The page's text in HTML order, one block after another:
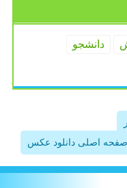
دانشجو
صفحه اصلی دانلود عکس